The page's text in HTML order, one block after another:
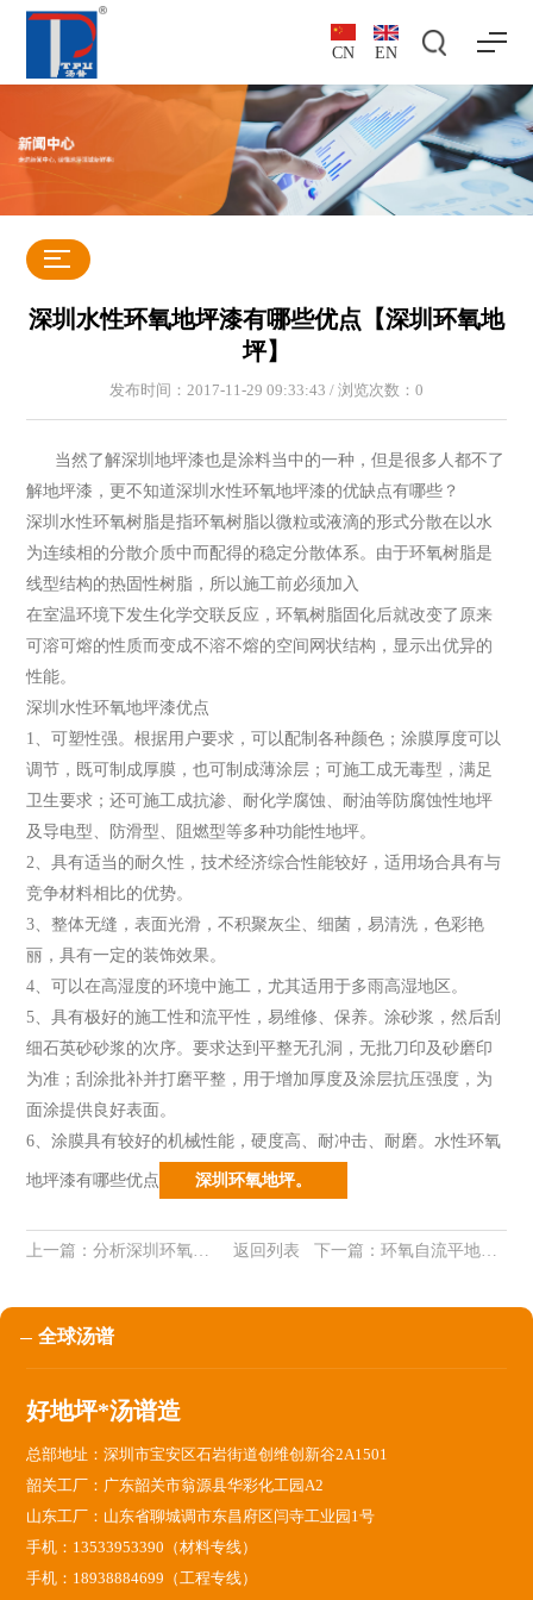
CN EN
深圳水性环氧地坪漆有哪些优点【深圳环氧地
坪】
发布时间：2017-11-29 09:33:43 / 浏览次数： 0
当然了解深圳地坪漆也是涂料当中的一种，但是很多人都不了
解地坪漆，更不知道深圳水性环氧地坪漆的优缺点有哪些？
深圳水性环氧树脂是指环氧树脂以微粒或液滴的形式分散在以水
为连续相的分散介质中而配得的稳定分散体系。由于环氧树脂是
线型结构的热固性树脂，所以施工前必须加入
在室温环境下发生化学交联反应，环氧树脂固化后就改变了原来
可溶可熔的性质而变成不溶不熔的空间网状结构，显示出优异的
性能。
深圳水性环氧地坪漆优点
1、可塑性强。根据用户要求，可以配制各种颜色；涂膜厚度可以
调节，既可制成厚膜，也可制成薄涂层；可施工成无毒型，满足
卫生要求；还可施工成抗渗、耐化学腐蚀、耐油等防腐蚀性地坪
及导电型、防滑型、阻燃型等多种功能性地坪。
2、具有适当的耐久性，技术经济综合性能较好，适用场合具有与
竞争材料相比的优势。
3、整体无缝，表面光滑，不积聚灰尘、细菌，易清洗，色彩艳
丽，具有一定的装饰效果。
4、可以在高湿度的环境中施工，尤其适用于多雨高湿地区。
5、具有极好的施工性和流平性，易维修、保养。涂砂浆，然后刮
细石英砂砂浆的次序。要求达到平整无孔洞，无批刀印及砂磨印
为准；刮涂批补并打磨平整，用于增加厚度及涂层抗压强度，为
面涂提供良好表面。
6、涂膜具有较好的机械性能，硬度高、耐冲击、耐磨。水性环氧
地坪漆有哪些优点 深圳环氧地坪。
上一篇：分析深圳环氧防滑坡道施工技术【深圳环氧地坪】 返回列表 下一篇：环氧自流平地坪漆施工时基本要素【深圳环氧地坪】
全球汤谱
好地坪*汤谱造
总部地址：深圳市宝安区石岩街道创维创新谷2A1501
韶关工厂：广东韶关市翁源县华彩化工园A2
山东工厂：山东省聊城调市东昌府区闫寺工业园1号
手机：13533953390（材料专线）
手机：18938884699（工程专线）